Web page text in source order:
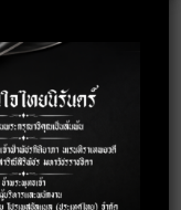
สู่การทำงาน
วมกับคนทุก